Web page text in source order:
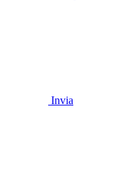
Invia